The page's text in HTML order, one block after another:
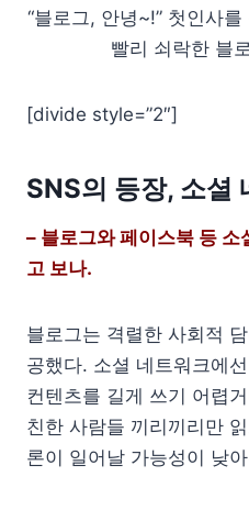
“블로그, 안녕~!” 첫인사
빨리 쇠락한 블
[divide style=”2″]
SNS의 등장, 소셜
– 블로그와 페이스북 등
고 보나.
블로그는 격렬한 사회적
공했다. 소셜 네트워크에
컨텐츠를 길게 쓰기 어렵
친한 사람들 끼리끼리만
론이 일어날 가능성이 낮